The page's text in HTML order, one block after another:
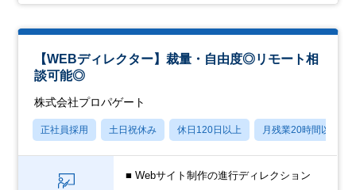
【WEBディレクター】裁量・自由度◎リモート相
談可能◎
株式会社プロパゲート
正社員採用 土日祝休み 休日120日以上 月残業20時間以内
■ Webサイト制作の進行ディレクション